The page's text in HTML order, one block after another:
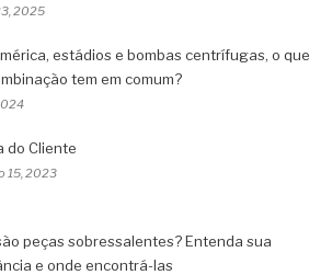
2025
estádios e bombas centrífugas, o que
tem em comum?
do Cliente
15, 2023
peças sobressalentes? Entenda sua
e onde encontrá-las